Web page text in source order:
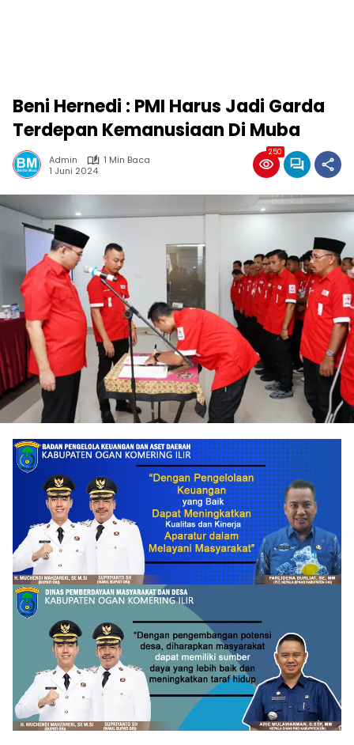
Beni Hernedi : PMI Harus Jadi Garda
Terdepan Kemanusiaan Di Muba
Admin
1 Min Baca
1 Juni 2024
250